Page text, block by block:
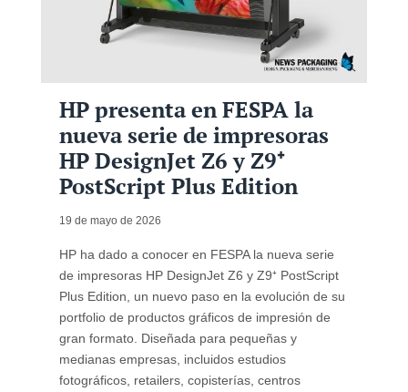
HP presenta en FESPA la
nueva serie de impresoras
HP DesignJet Z6 y Z9⁺
PostScript Plus Edition
19 de mayo de 2026
HP ha dado a conocer en FESPA la nueva serie
de impresoras HP DesignJet Z6 y Z9⁺ PostScript
Plus Edition, un nuevo paso en la evolución de su
portfolio de productos gráficos de impresión de
gran formato. Diseñada para pequeñas y
medianas empresas, incluidos estudios
fotográficos, retailers, copisterías, centros